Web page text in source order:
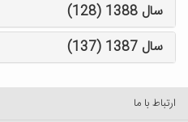
سال 1388 (128)
سال 1387 (137)
ارتباط با ما